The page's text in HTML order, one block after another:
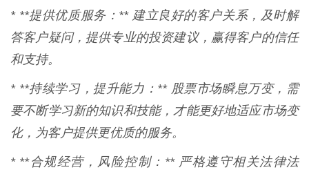
* **提供优质服务：** 建立良好的客户关系，及时解
答客户疑问，提供专业的投资建议，赢得客户的信任
和支持。
* **持续学习，提升能力：** 股票市场瞬息万变，需
要不断学习新的知识和技能，才能更好地适应市场变
化，为客户提供更优质的服务。
* **合规经营，风险控制：** 严格遵守相关法律法